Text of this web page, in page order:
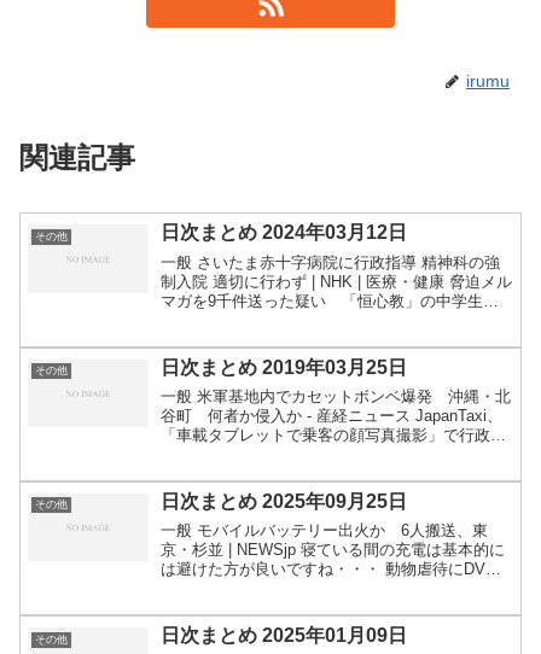
irumu
関連記事
その他 日次まとめ 2024年03月12日
一般 さいたま赤十字病院に行政指導 精神科の強
制入院 適切に行わず | NHK | 医療・健康 脅迫メル
マガを9千件送った疑い 「恒心教」の中学生を
|...
その他 日次まとめ 2019年03月25日
一般 米軍基地内でカセットボンベ爆発 沖縄・北
谷町 何者か侵入か - 産経ニュース JapanTaxi、
「車載タブレットで乗客の顔写真撮影」で行政指
その他 日次まとめ 2025年09月25日
一般 モバイルバッテリー出火か 6人搬送、東
京・杉並 | NEWSjp 寝ている間の充電は基本的に
は避けた方が良いですね・・・ 動物虐待にDV防
その他 日次まとめ 2025年01月09日